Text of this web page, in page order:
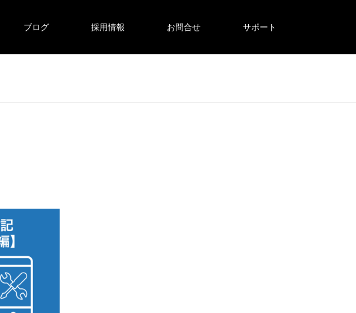
ブログ 採用情報 お問合せ サポート